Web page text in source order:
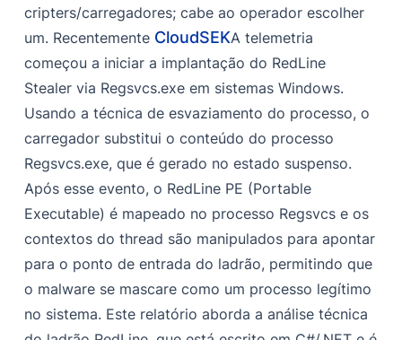
Carteiras e extensões
Discórdia
Lançadores de jogos
Aplicativos de FTP
Captura de tela
Comunicação
Indicadores de compromisso (IOCs)
cripters/carregadores; cabe ao operador escolher
um. Recentemente CloudSEKA telemetria
começou a iniciar a implantação do RedLine
Stealer via Regsvcs.exe em sistemas Windows.
Usando a técnica de esvaziamento do processo, o
carregador substitui o conteúdo do processo
Regsvcs.exe, que é gerado no estado suspenso.
Após esse evento, o RedLine PE (Portable
Executable) é mapeado no processo Regsvcs e os
contextos do thread são manipulados para apontar
para o ponto de entrada do ladrão, permitindo que
o malware se mascare como um processo legítimo
no sistema. Este relatório aborda a análise técnica